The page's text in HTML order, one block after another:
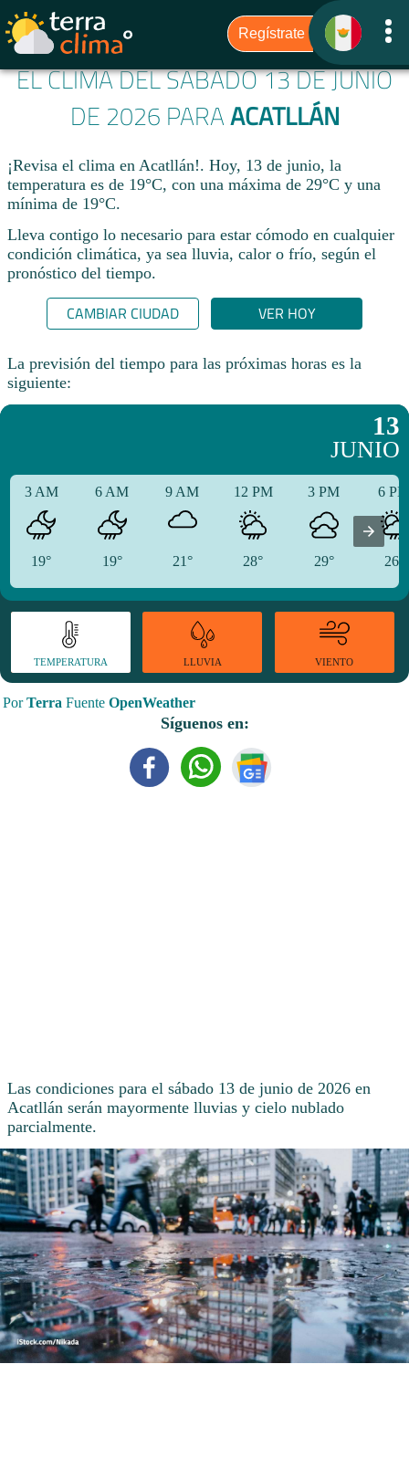
EL CLIMA DEL SÁBADO 13 DE JUNIO
DE 2026 PARAACATLLÁN
¡Revisa el clima en Acatllán!. Hoy, 13 de junio, la
temperatura es de 19°C, con una máxima de 29°C y una
mínima de 19°C.​
Lleva contigo lo necesario para estar cómodo en cualquier
condición climática, ya sea lluvia, calor o frío, según el
pronóstico del tiempo.
CAMBIAR CIUDAD VER HOY
La previsión del tiempo para las próximas horas es la
siguiente:
13
JUNIO
3 AM
19°
6 AM
19°
9 AM
21°
12 PM
28°
3 PM
29°
6
26°
TEMPERATURA LLUVIA VIENTO
PorTerra Fuente OpenWeather
Síguenos en:
Las condiciones para el sábado 13 de junio de 2026 en
Acatllán serán mayormente lluvias y cielo nublado
parcialmente.